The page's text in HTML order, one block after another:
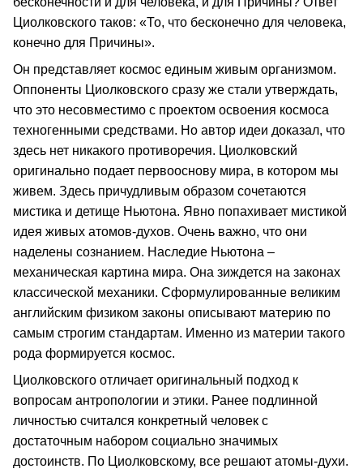
Циолковского таков: «То, что бесконечно для человека,
конечно для Причины».
Он представляет космос единым живым организмом.
Оппоненты Циолковского сразу же стали утверждать,
что это несовместимо с проектом освоения космоса
техногенными средствами. Но автор идеи доказал, что
здесь нет никакого противоречия. Циолковский
оригинально подает первооснову мира, в котором мы
живем. Здесь причудливым образом сочетаются
мистика и детище Ньютона. Явно попахивает мистикой
идея живых атомов-духов. Очень важно, что они
наделены сознанием. Наследие Ньютона –
механическая картина мира. Она зиждется на законах
классической механики. Сформулированные великим
английским физиком законы описывают материю по
самым строгим стандартам. Именно из материи такого
рода формируется космос.
Циолковского отличает оригинальный подход к
вопросам антропологии и этики. Ранее подлинной
личностью считался конкретный человек с
достаточным набором социально значимых
достоинств. По Циолковскому, все решают атомы-духи.